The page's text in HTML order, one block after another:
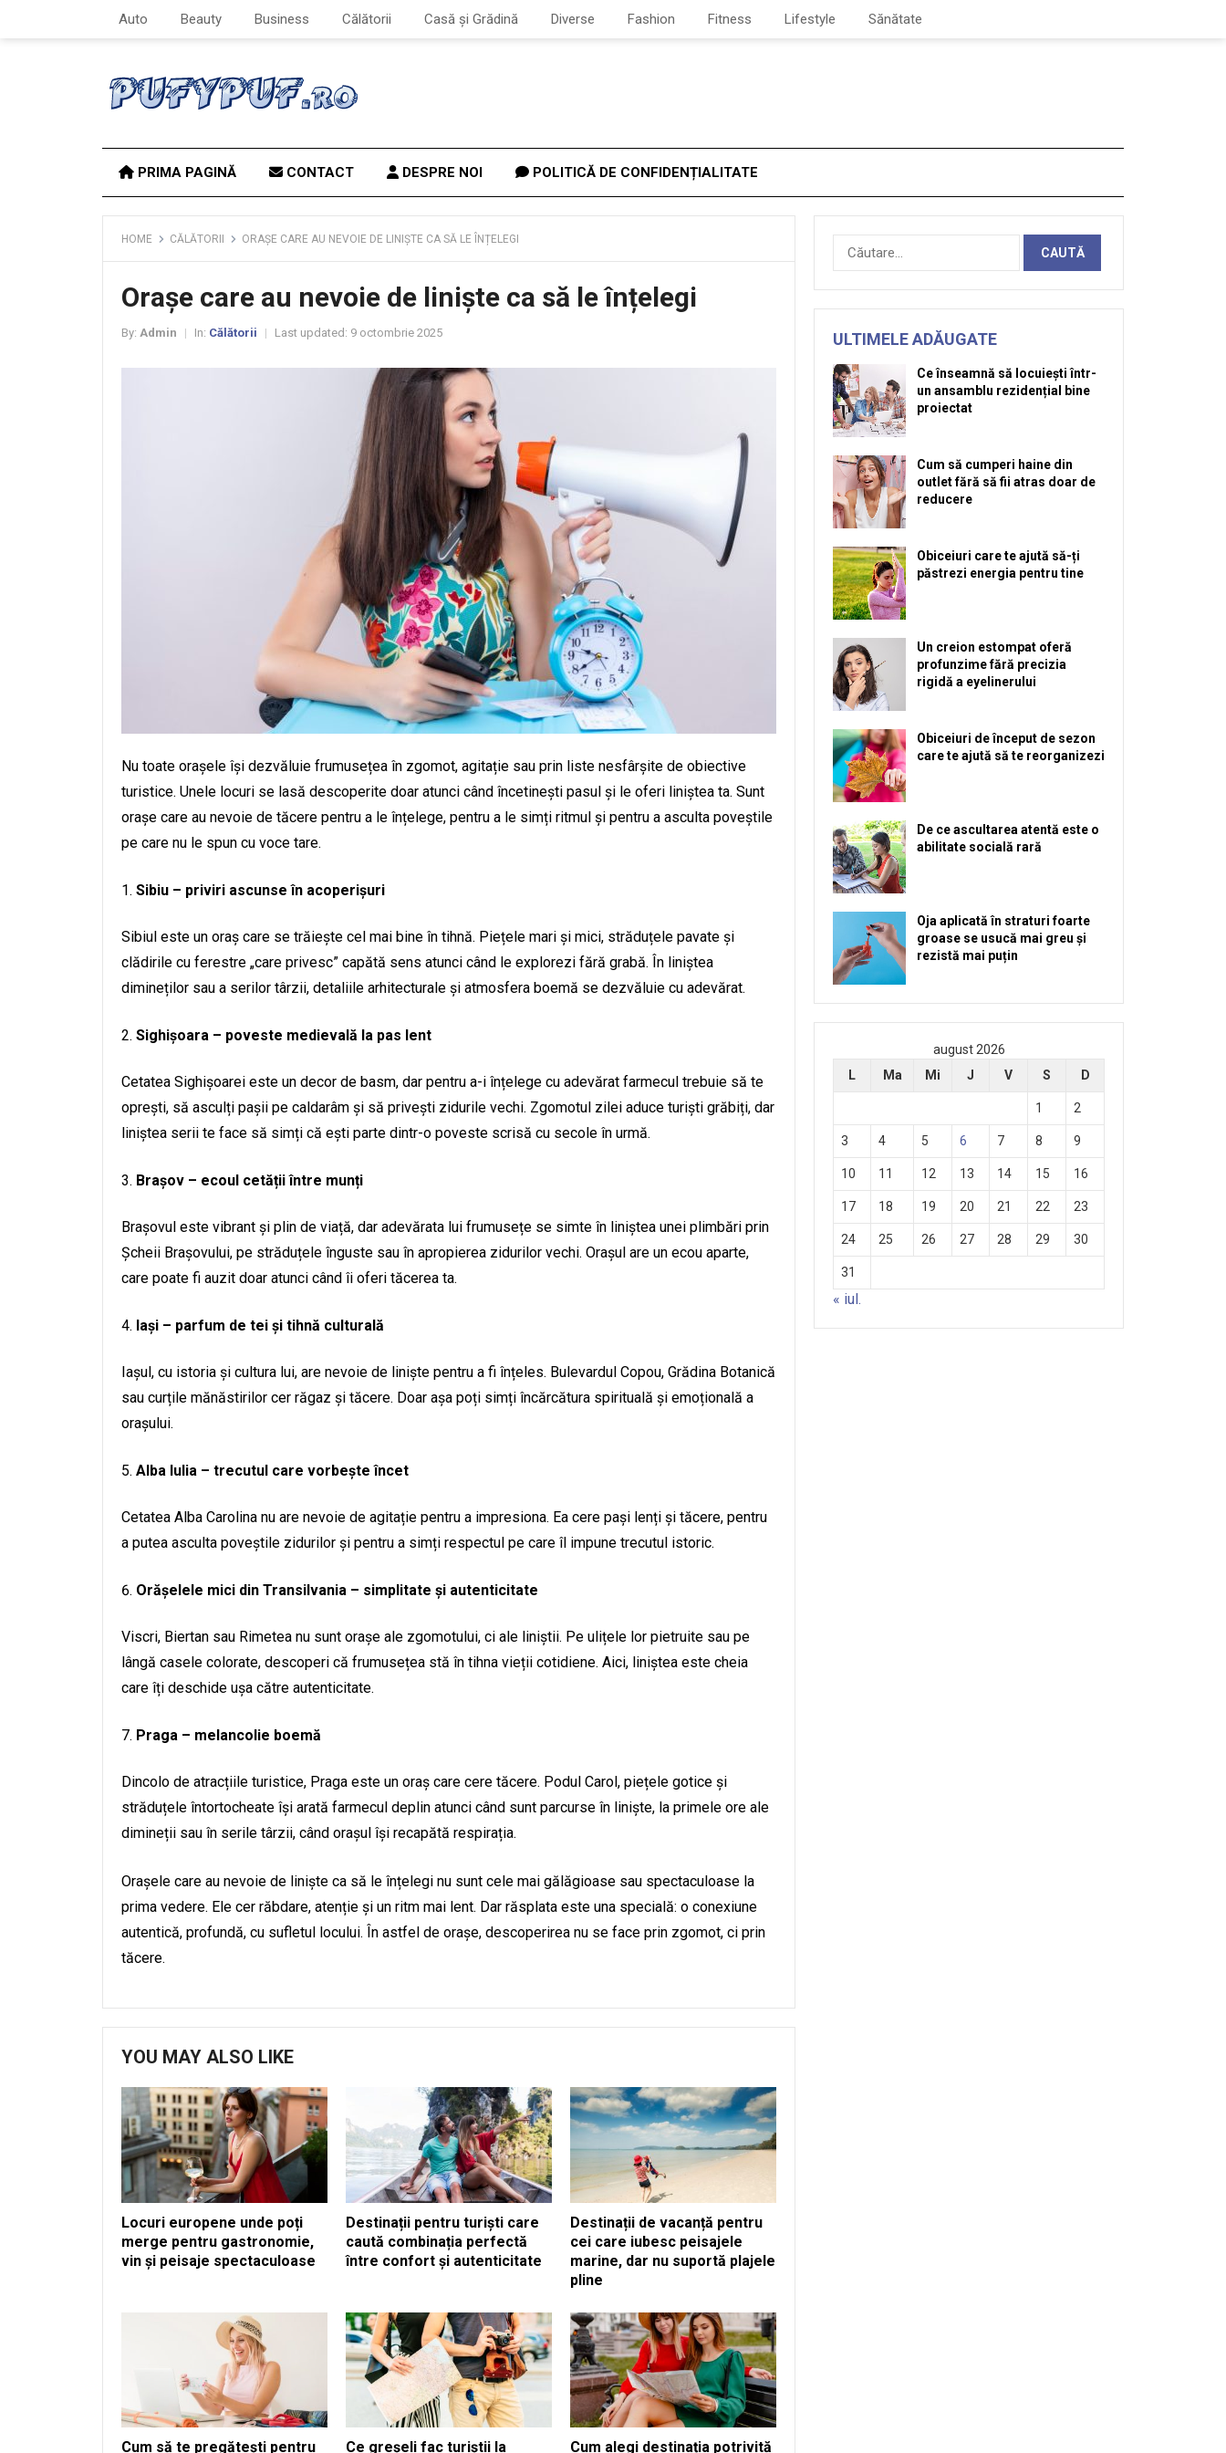
Auto Beauty Business Călătorii Casă și Grădină Diverse Fashion Fitness Lifestyle Sănătate
PRIMA PAGINĂ CONTACT DESPRE NOI POLITICĂ DE CONFIDENȚIALITATE
HOME CĂLĂTORII ORAȘE CARE AU NEVOIE DE LINIȘTE CA SĂ LE ÎNȚELEGI
Orașe care au nevoie de liniște ca să le înțelegi
By: Admin In: Călătorii Last updated: 9 octombrie 2025
Nu toate orașele își dezvăluie frumusețea în zgomot, agitație sau prin liste nesfârșite de obiective
turistice. Unele locuri se lasă descoperite doar atunci când încetinești pasul și le oferi liniștea ta. Sunt
orașe care au nevoie de tăcere pentru a le înțelege, pentru a le simți ritmul și pentru a asculta poveștile
pe care nu le spun cu voce tare.
Sibiu – priviri ascunse în acoperișuri
Sibiul este un oraș care se trăiește cel mai bine în tihnă. Piețele mari și mici, străduțele pavate și
clădirile cu ferestre „care privesc” capătă sens atunci când le explorezi fără grabă. În liniștea
dimineților sau a serilor târzii, detaliile arhitecturale și atmosfera boemă se dezvăluie cu adevărat.
Sighișoara – poveste medievală la pas lent
Cetatea Sighișoarei este un decor de basm, dar pentru a-i înțelege cu adevărat farmecul trebuie să te
oprești, să asculți pașii pe caldarâm și să privești zidurile vechi. Zgomotul zilei aduce turiști grăbiți, dar
liniștea serii te face să simți că ești parte dintr-o poveste scrisă cu secole în urmă.
Brașov – ecoul cetății între munți
Brașovul este vibrant și plin de viață, dar adevărata lui frumusețe se simte în liniștea unei plimbări prin
Șcheii Brașovului, pe străduțele înguste sau în apropierea zidurilor vechi. Orașul are un ecou aparte,
care poate fi auzit doar atunci când îi oferi tăcerea ta.
Iași – parfum de tei și tihnă culturală
Iașul, cu istoria și cultura lui, are nevoie de liniște pentru a fi înțeles. Bulevardul Copou, Grădina Botanică
sau curțile mănăstirilor cer răgaz și tăcere. Doar așa poți simți încărcătura spirituală și emoțională a
orașului.
Alba Iulia – trecutul care vorbește încet
Cetatea Alba Carolina nu are nevoie de agitație pentru a impresiona. Ea cere pași lenți și tăcere, pentru
a putea asculta poveștile zidurilor și pentru a simți respectul pe care îl impune trecutul istoric.
Orășelele mici din Transilvania – simplitate și autenticitate
Viscri, Biertan sau Rimetea nu sunt orașe ale zgomotului, ci ale liniștii. Pe ulițele lor pietruite sau pe
lângă casele colorate, descoperi că frumusețea stă în tihna vieții cotidiene. Aici, liniștea este cheia
care îți deschide ușa către autenticitate.
Praga – melancolie boemă
Dincolo de atracțiile turistice, Praga este un oraș care cere tăcere. Podul Carol, piețele gotice și
străduțele întortocheate își arată farmecul deplin atunci când sunt parcurse în liniște, la primele ore ale
dimineții sau în serile târzii, când orașul își recapătă respirația.
Orașele care au nevoie de liniște ca să le înțelegi nu sunt cele mai gălăgioase sau spectaculoase la
prima vedere. Ele cer răbdare, atenție și un ritm mai lent. Dar răsplata este una specială: o conexiune
autentică, profundă, cu sufletul locului. În astfel de orașe, descoperirea nu se face prin zgomot, ci prin
tăcere.
YOU MAY ALSO LIKE
Locuri europene unde poți
merge pentru gastronomie,
vin și peisaje spectaculoase
Destinații pentru turiști care
caută combinația perfectă
între confort și autenticitate
Destinații de vacanță pentru
cei care iubesc peisajele
marine, dar nu suportă plajele
pline
Cum să te pregătești pentru Ce greșeli fac turiștii la Cum alegi destinația potrivită
Caută
după:
ULTIMELE ADĂUGATE
Ce înseamnă să locuiești într-
un ansamblu rezidențial bine
proiectat
Cum să cumperi haine din
outlet fără să fii atras doar de
reducere
Obiceiuri care te ajută să-ți
păstrezi energia pentru tine
Un creion estompat oferă
profunzime fără precizia
rigidă a eyelinerului
Obiceiuri de început de sezon
care te ajută să te reorganizezi
De ce ascultarea atentă este o
abilitate socială rară
Oja aplicată în straturi foarte
groase se usucă mai greu și
rezistă mai puțin
august 2026
L
Ma Mi J V S D
1 2
3 4 5 6 7 8 9
10 11 12 13 14 15 16
17 18 19 20 21 22 23
24 25 26 27 28 29 30
31
« iul.